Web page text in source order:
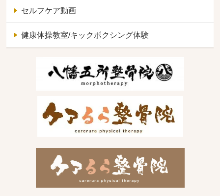
セルフケア動画
健康体操教室/キックボクシング体験